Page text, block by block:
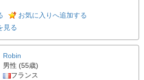
お気に入りへ追加する
見る
Robin
男性 (55歳)
フランス